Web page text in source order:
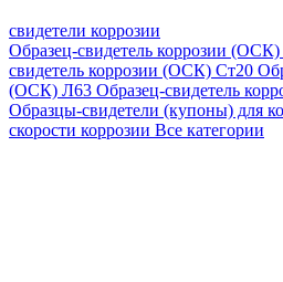
свидетели коррозии
Образец-свидетель коррозии
свидетель коррозии (ОСК) Ст20
(ОСК) Л63 Образец-свидетель
Образцы-свидетели (купоны) для
скорости коррозии Все категории